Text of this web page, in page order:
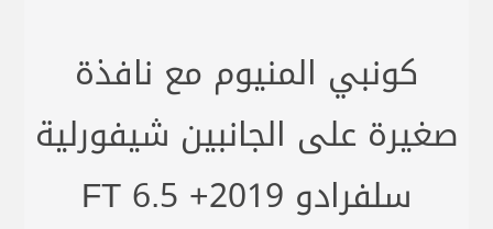
كونبي المنيوم مع نافذة
صغيرة على الجانبين شيفورلية
سلفرادو 2019+ 6.5 FT